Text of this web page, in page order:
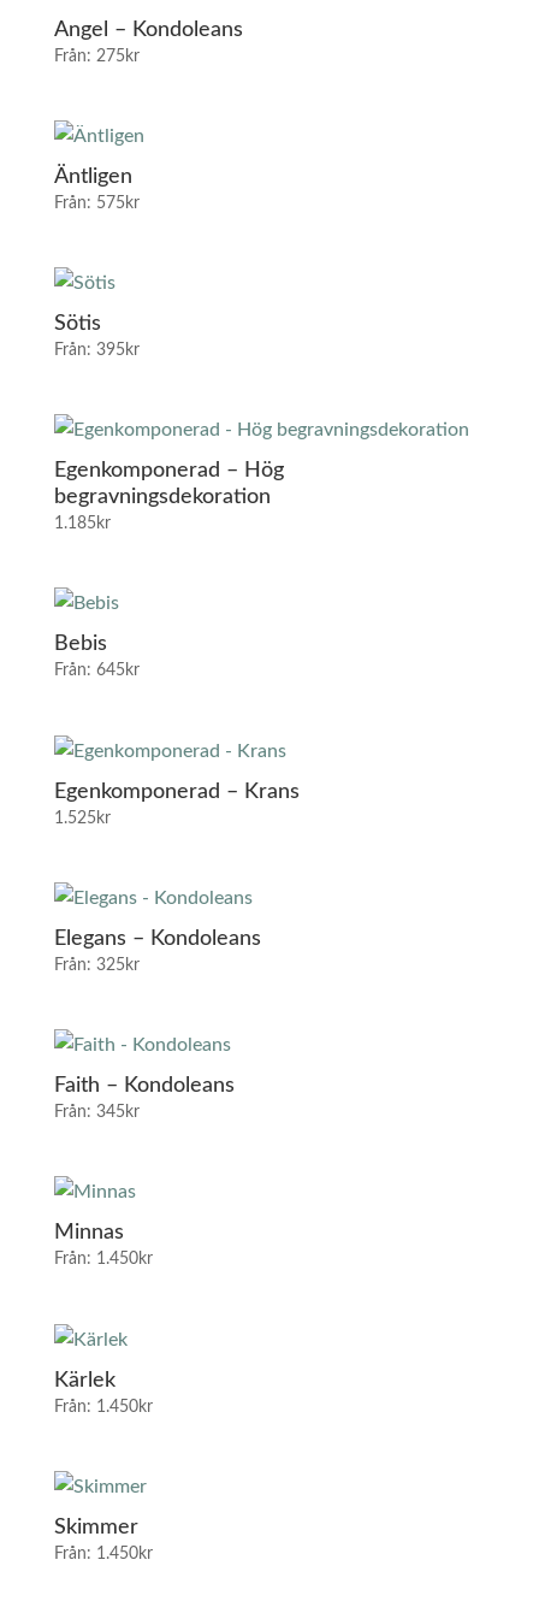
Angel – Kondoleans
Från: 275kr
Äntligen
Från: 575kr
Sötis
Från: 395kr
Egenkomponerad – Hög
begravningsdekoration
1.185kr
Bebis
Från: 645kr
Egenkomponerad – Krans
1.525kr
Elegans – Kondoleans
Från: 325kr
Faith – Kondoleans
Från: 345kr
Minnas
Från: 1.450kr
Kärlek
Från: 1.450kr
Skimmer
Från: 1.450kr